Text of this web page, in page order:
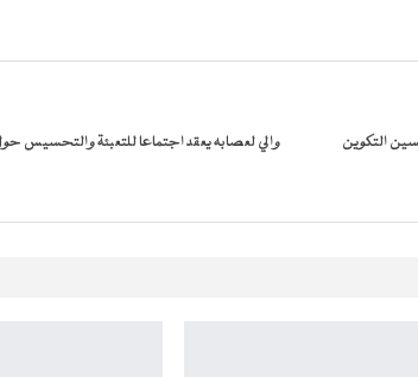
التكوين
والي لعصابه يعقد اجتماعا للتعبئة والتحسيس